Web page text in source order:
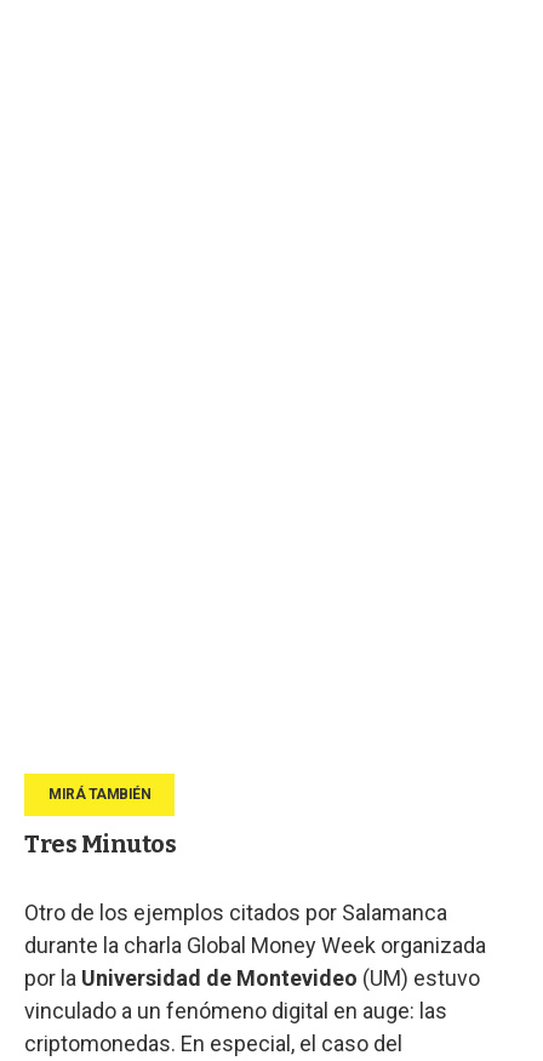
Tres Minutos
Otro de los ejemplos citados por Salamanca
durante la charla Global Money Week organizada
por la Universidad de Montevideo (UM) estuvo
vinculado a un fenómeno digital en auge: las
criptomonedas. En especial, el caso del